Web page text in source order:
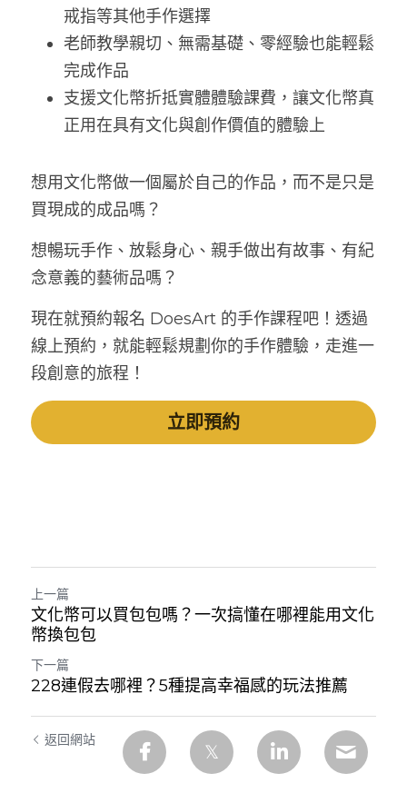
戒指等其他手作選擇
老師教學親切、無需基礎、零經驗也能輕鬆
完成作品
支援文化幣折抵實體體驗課費，讓文化幣真
正用在具有文化與創作價值的體驗上
想用文化幣做一個屬於自己的作品，而不是只是
買現成的成品嗎？
想暢玩手作、放鬆身心、親手做出有故事、有紀
念意義的藝術品嗎？
現在就預約報名 DoesArt 的手作課程吧！透過
線上預約，就能輕鬆規劃你的手作體驗，走進一
段創意的旅程！
立即預約
上一篇
文化幣可以買包包嗎？一次搞懂在哪裡能用文化
幣換包包
下一篇
228連假去哪裡？5種提高幸福感的玩法推薦
返回網站